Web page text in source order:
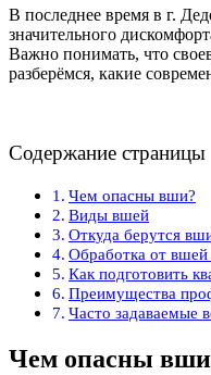
В последнее время в г.
значительного
Важно понимать, что
разберёмся, какие
Содержание страницы
Чем опасны вши?
Виды вшей
Откуда берутся
Обработка от
Как подготовить
Преимущества
Часто задаваемые
Чем опасны